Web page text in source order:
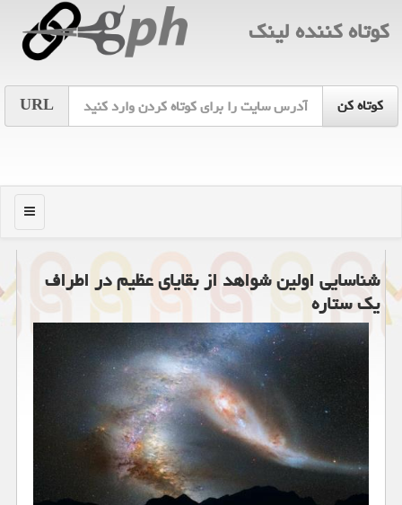
كوتاه كننده لینك
URL
منو
شناسایی اولین شواهد از بقایای عظیم در اطراف
یك ستاره